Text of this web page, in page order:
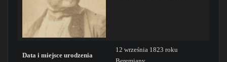
Data i miejsce urodzenia
12 września 1823 roku